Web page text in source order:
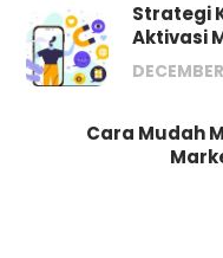
Strategi
Aktivasi
Cara Mudah